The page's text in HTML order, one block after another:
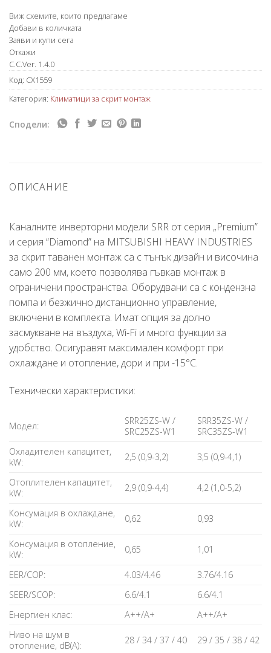
Виж схемите, които предлагаме
Добави в количката
Заяви и купи сега
Откажи
C.C.Ver. 1.4.0
Код: CX1559
Категория: Климатици за скрит монтаж
Сподели:
ОПИСАНИЕ
Каналните инверторни модели SRR от серия „Premium”
и серия “Diamond” на MITSUBISHI HEAVY INDUSTRIES
за скрит таванен монтаж са с тънък дизайн и височина
само 200 мм, което позволява гъвкав монтаж в
ограничени пространства. Оборудвани са с кондензна
помпа и безжично дистанционно управление,
включени в комплекта. Имат опция за долно
засмукване на въздуха, Wi-Fi и много функции за
удобство. Осигуравят максимален комфорт при
охлаждане и отопление, дори и при -15°C.
Технически характеристики:
Модел:
SRR25ZS-W /
SRC25ZS-W1
SRR35ZS-W /
SRC35ZS-W1
Охладителен капацитет,
kW:
2,5 (0,9-3,2) 3,5 (0,9-4,1)
Отоплителен капацитет,
kW:
2,9 (0,9-4,4) 4,2 (1,0-5,2)
Консумация в охлаждане,
kW:
0,62 0,93
Консумация в отопление,
kW:
0,65 1,01
EER/COP: 4.03/4.46
3.76/4.16
SEER/SCOP:
6.6/4.1
6.6/4.1
Енергиен клас:
A++/A+
A++/A+
Ниво на шум в
отопление, dB(A):
28 / 34 / 37 / 40 29 / 35 / 38 / 42